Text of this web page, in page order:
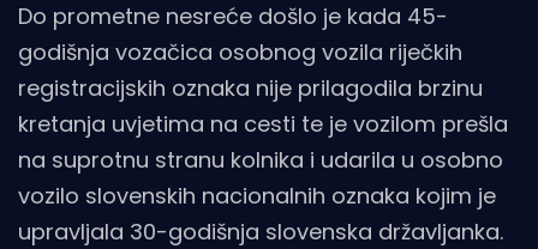
Do prometne nesreće došlo je kada 45-
godišnja vozačica osobnog vozila riječkih
registracijskih oznaka nije prilagodila brzinu
kretanja uvjetima na cesti te je vozilom prešla
na suprotnu stranu kolnika i udarila u osobno
vozilo slovenskih nacionalnih oznaka kojim je
upravljala 30-godišnja slovenska državljanka.